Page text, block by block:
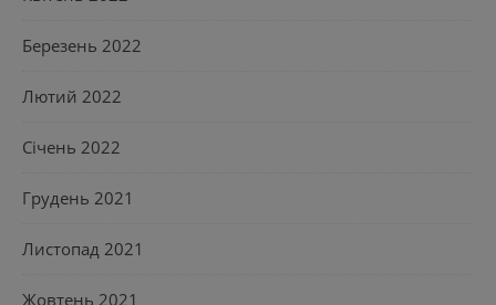
Березень 2022
Лютий 2022
Січень 2022
Грудень 2021
Листопад 2021
Жовтень 2021